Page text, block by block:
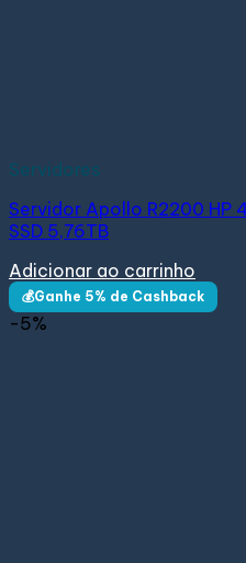
Servidores
Servidor Apollo R2200 HP
SSD 5,76TB
Adicionar ao carrinho
💰Ganhe 5% de Cashback
-5%